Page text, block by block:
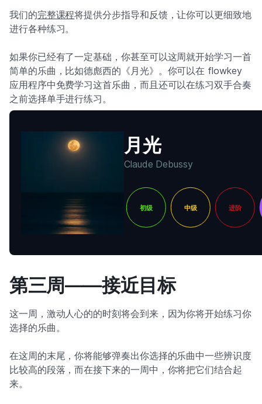
我们的完整课程将提供分步指导和反馈，让你可以更细致地
进行各种练习。
如果你已经有了一定基础，你甚至可以这周就开始学习一首
简单的乐曲，比如德彪西的《月光》。你可以在 flowkey
应用程序中免费学习这首乐曲，而且还可以在练习双手合奏
之前选择单手进行练习。
月光
Claude Debussy
初级 中级 进阶
第三周——接近目标
这一周，激动人心的的时刻将会到来，因为你将开始练习你
选择的乐曲。
在这周的末尾，你将能够弹奏出你选择的乐曲中一些辨识度
比较高的段落，而在接下来的一周中，你将把它们结合起
来。